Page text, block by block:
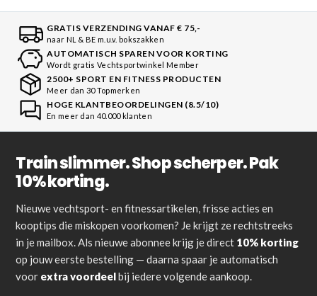
GRATIS VERZENDING VANAF € 75,-
naar NL & BE m.u.v. bokszakken
AUTOMATISCH SPAREN VOOR KORTING
Wordt gratis Vechtsportwinkel Member
2500+ SPORT EN FITNESS PRODUCTEN
Meer dan 30 Topmerken
HOGE KLANTBEOORDELINGEN (8.5/10)
En meer dan 40.000 klanten
Train slimmer. Shop scherper. Pak
10% korting.
Nieuwe vechtsport- en fitnessartikelen, frisse acties en
kooptips die miskopen voorkomen? Je krijgt ze rechtstreeks
in je mailbox. Als nieuwe abonnee krijg je direct 10% korting
op jouw eerste bestelling — daarna spaar je automatisch
voor extra voordeelbij iedere volgende aankoop.